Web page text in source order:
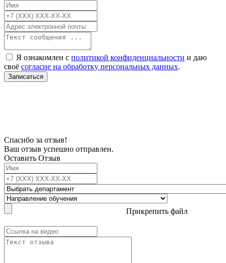
Я ознакомлен с политикой конфиденциальности и даю
своё согласие на обработку персональных данных.
Записаться
Спасибо за отзыв!
Ваш отзыв успешно отправлен.
Оставить Отзыв
Прикрепить файл